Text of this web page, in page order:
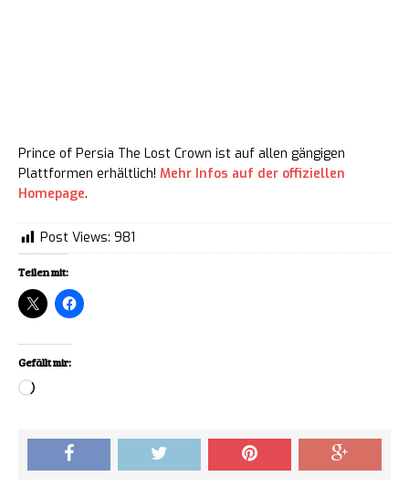
Prince of Persia The Lost Crown ist auf allen gängigen
Plattformen erhältlich! Mehr Infos auf der offiziellen
Homepage.
Post Views: 981
Teilen mit:
Gefällt mir:
Loading…